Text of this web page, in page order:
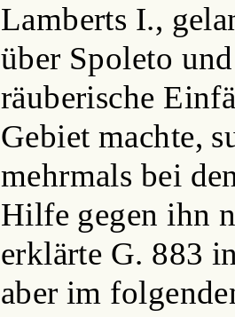
Lamberts I.,
über Spoleto
räuberische
Gebiet machte,
mehrmals bei
Hilfe gegen ihn
erklärte G. 883
aber im